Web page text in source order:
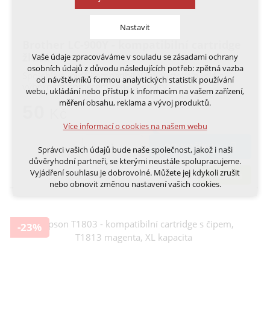
žlutá
Spolehlivá, plně kompatibilní inkoustová náplň s
výborným poměrem ceny a kvality
DO KOŠÍKU
skladem
-23%
Nastavit
Technická cookies
nutná pro provozování webu
udržení kontextu stránek (session): případná
přihlášení, volby jazyka, apod.
Volitelná cookies
analytická pro anonymizované vyhodnocení
marketingová cookies (Google, Ecomail, Sklik,
Smartsupp, Heureka)
Více informací o cookies na našem webu
Přijmout všechna cookies
Vaše údaje zpracováváme v souladu se zásadami ochrany
osobních údajů z důvodu následujících potřeb: zpětná vazba
od návštěvníků formou analytických statistik používání
webu, ukládání nebo přístup k informacím na vašem zařízení,
měření obsahu, reklama a vývoj produktů.
Více informací o cookies na našem webu
Správci vašich údajů bude naše společnost, jakož i naši
důvěryhodní partneři, se kterými neustále spolupracujeme.
Vyjádření souhlasu je dobrovolné. Můžete jej kdykoli zrušit
nebo obnovit změnou nastavení vašich cookies.
pro běh webu, bez nichž nelze web používat a volitelná. Do
této části spadají analytická a marketingová cookies.